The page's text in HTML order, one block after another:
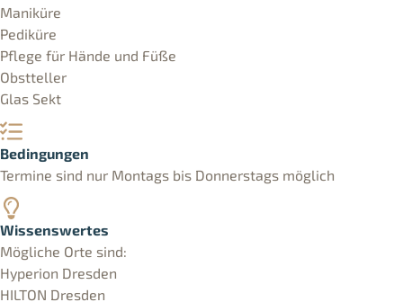
Maniküre
Pediküre
Pflege für Hände und Füße
Obstteller
Glas Sekt
Bedingungen
Termine sind nur Montags bis Donnerstags möglich
Wissenswertes
Mögliche Orte sind:
Hyperion Dresden
HILTON Dresden